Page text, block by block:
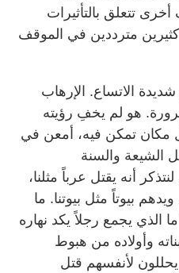
تتعلق بالتأثيرات
مترددين في الموقف
الاتساع. الإرهاب
هو لم يخفِ رؤيته
مكان تمكن فيه، أمعن في
الشيعة والسنة
أنه يقتل عرباً مثلنا،
بيوتاً مثل بيوتنا. ما
الذي يجمع رجلاً يكد نهاره
وأولاده من هبوط
لأنفسهم قتل